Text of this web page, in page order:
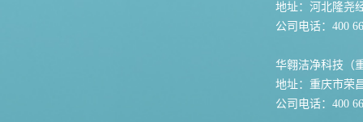
地址：河北隆尧
公司电话：400
华翱洁净科技（
地址：重庆市荣
公司电话：400